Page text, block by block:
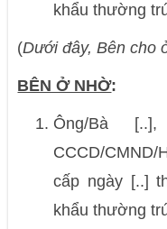
khẩu thường
(Dưới đây, Bên cho
BÊN Ở NHỜ:
Ông/Bà
CCCD/
cấp ngày [..]
khẩu thường